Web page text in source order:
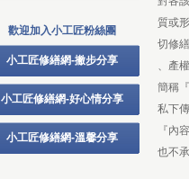
歡迎加入小工匠粉絲團
小工匠修繕網-撇步分享
小工匠修繕網-好心情分享
小工匠修繕網-溫馨分享
質或
切修
、產
簡稱
私下
『內
也不